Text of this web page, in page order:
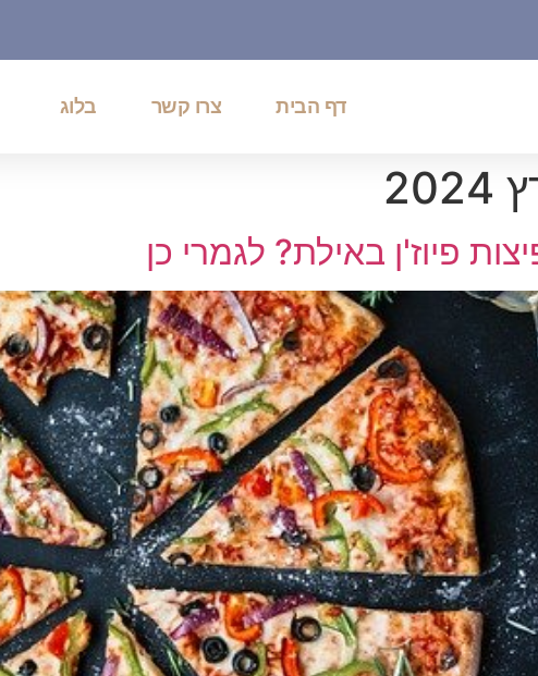
דף הבית צרו קשר בלוג
פיוז'ן באילת? לגמרי כן